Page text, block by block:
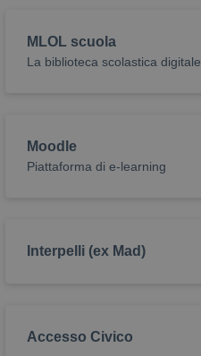
MLOL scuola
La biblioteca scolastica digitale
Moodle
Piattaforma di e-learning
Interpelli (ex Mad)
Accesso Civico